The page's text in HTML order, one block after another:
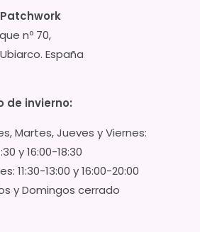
nº 70,
España
de invierno:
Martes, Jueves y Viernes:
y 16:00-18:30
11:30-13:00 y 16:00-20:00
y Domingos cerrado